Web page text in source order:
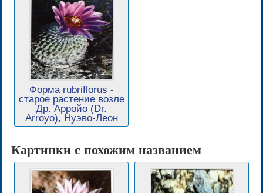
Форма rubriflorus -
старое растение возле
Др. Арройо (Dr.
Arroyo), Нуэво-Леон
Картинки с похожим названием